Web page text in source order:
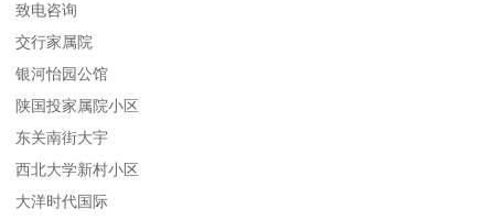
致电咨询
交行家属院
银河怡园公馆
陕国投家属院小区
东关南街大宇
西北大学新村小区
大洋时代国际